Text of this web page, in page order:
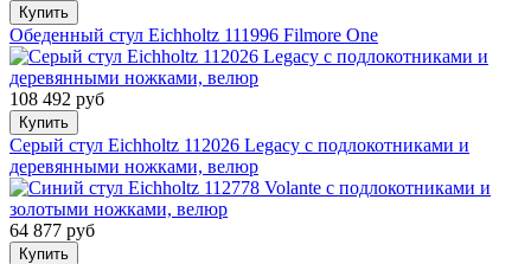
Купить
Обеденный стул Eichholtz 111996 Filmore One
108 492 руб
Купить
Серый стул Eichholtz 112026 Legacy с подлокотниками и
деревянными ножками, велюр
64 877 руб
Купить